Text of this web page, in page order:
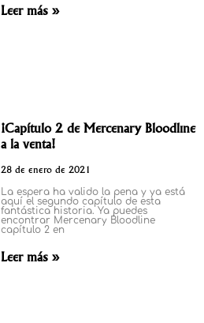
Leer más »
¡Capítulo 2 de Mercenary Bloodline
a la venta!
28 de enero de 2021
La espera ha valido la pena y ya está
aquí el segundo capítulo de esta
fantástica historia. Ya puedes
encontrar Mercenary Bloodline
capítulo 2 en
Leer más »